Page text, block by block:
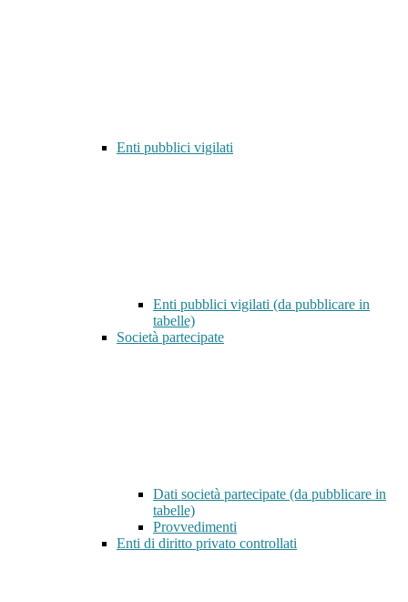
Enti pubblici vigilati
Enti pubblici vigilati (da pubblicare in
tabelle)
Società partecipate
Dati società partecipate (da pubblicare in
tabelle)
Provvedimenti
Enti di diritto privato controllati